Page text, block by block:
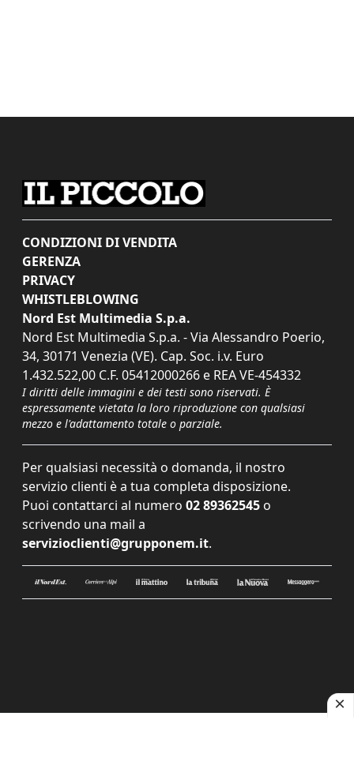
CONDIZIONI DI VENDITA
GERENZA
PRIVACY
WHISTLEBLOWING
Nord Est Multimedia S.p.a.
Nord Est Multimedia S.p.a. - Via Alessandro Poerio,
34, 30171 Venezia (VE). Cap. Soc. i.v. Euro
1.432.522,00 C.F. 05412000266 e REA VE-454332
I diritti delle immagini e dei testi sono riservati. È
espressamente vietata la loro riproduzione con qualsiasi
mezzo e l'adattamento totale o parziale.
Per qualsiasi necessità o domanda, il nostro
servizio clienti è a tua completa disposizione.
Puoi contattarci al numero 02 89362545 o
scrivendo una mail a
servizioclienti@grupponem.it.